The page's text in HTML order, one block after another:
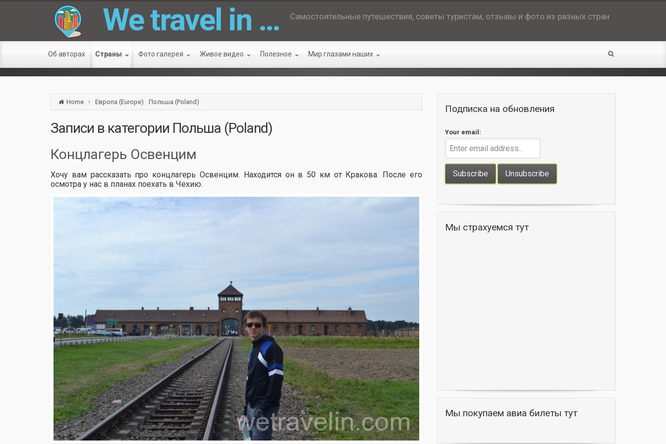
We travel in … Самостоятельные путешествия, советы туристам, отзывы и фото из разных стран
Об авторах Страны Фото галерея Живое видео Полезное Мир глазами наших
Home Европа (Europe) Польша (Poland)
Записи в категории Польша (Poland)
Концлагерь Освенцим
Хочу вам рассказать про концлагерь Освенцим. Находится он в 50 км от Кракова. После его
осмотра у нас в планах поехать в Чехию.
Подписка на обновления
Your email:
Мы страхуемся тут
Мы покупаем авиа билеты тут